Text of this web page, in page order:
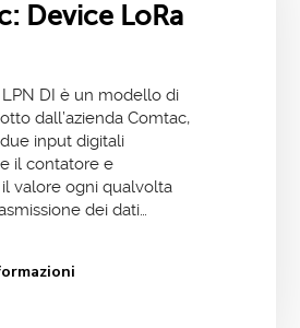
Device LoRa
LPN DI è un modello di
dall’azienda Comtac,
input digitali
il contatore e
valore ogni qualvolta
dei dati…